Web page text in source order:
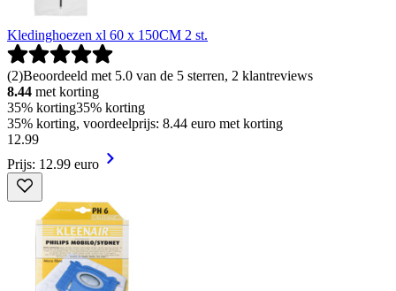
Kledinghoezen xl 60 x 150CM 2 st.
(2)Beoordeeld met 5.0 van de 5 sterren, 2 klantreviews
8.44 met korting
35% korting35% korting
35% korting, voordeelprijs: 8.44 euro met korting
12.99
Prijs: 12.99 euro